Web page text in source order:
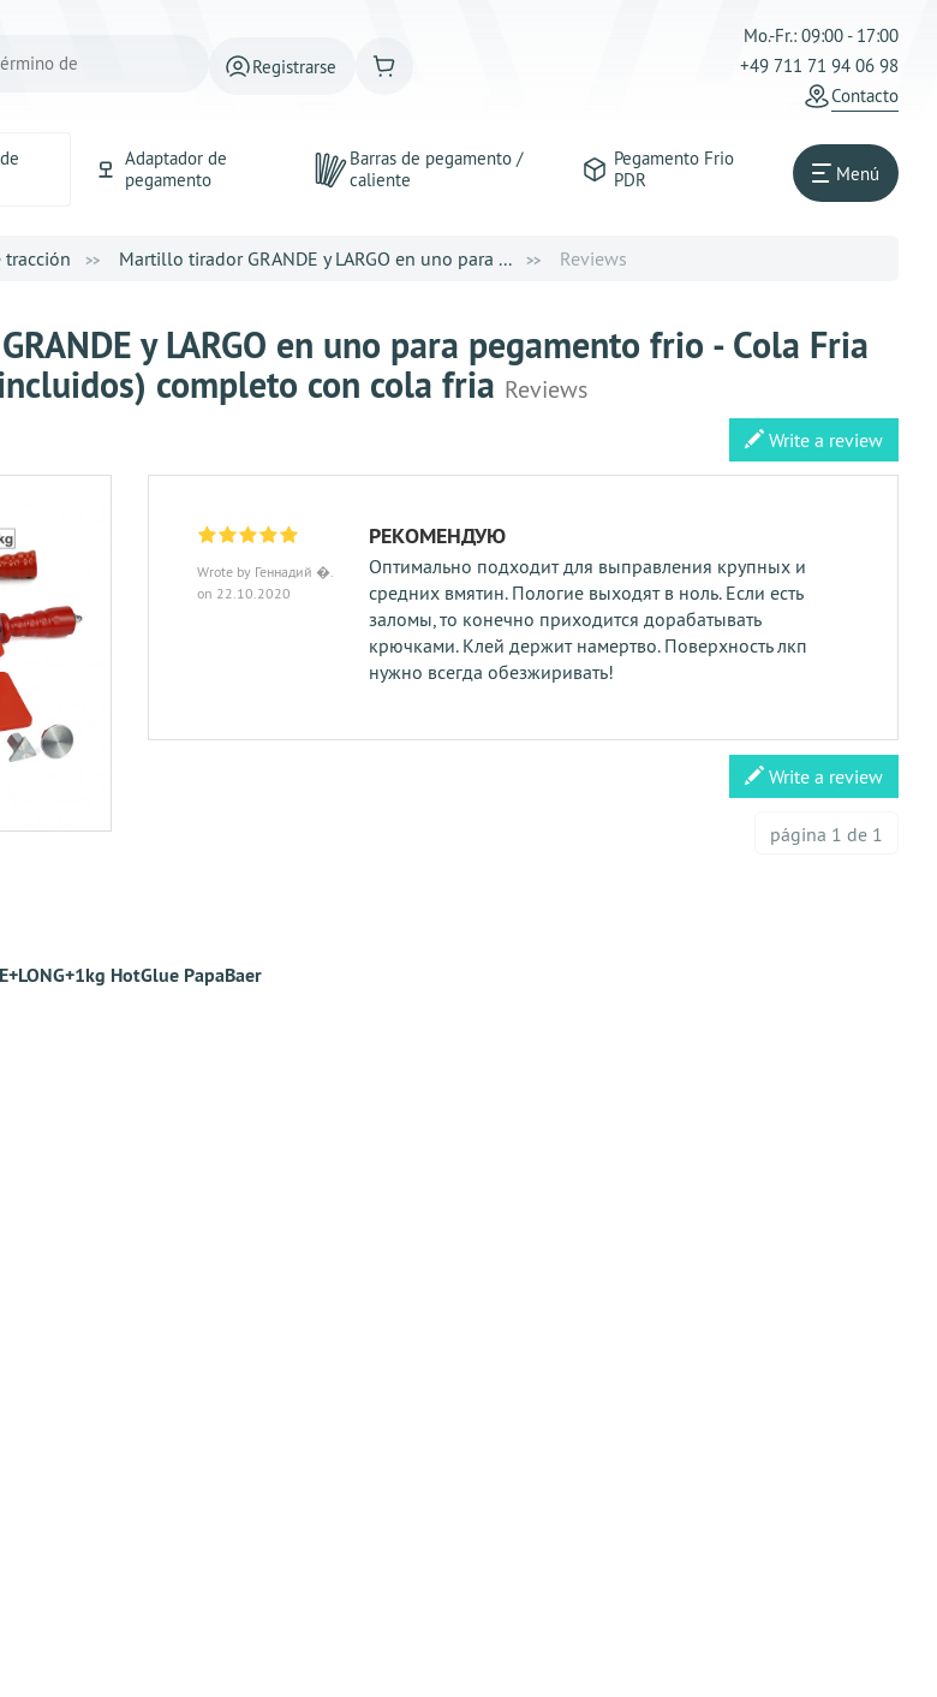
Registrarse
Mo.-Fr.: 09:00 - 17:00
+49 711 71 94 06 98
Contacto
Adaptador de
pegamento
Barras de pegamento /
caliente
Pegamento Frio
PDR
Menú
Martillo tirador GRANDE y LARGO en uno para ... Reviews
y LARGO en uno para pegamento frio - Cola Fria
completo con cola fria Reviews
HotGlue PapaBaer
Write a review
Wrote by Геннадий �.
on 22.10.2020
РЕКОМЕНДУЮ
Оптимально подходит для выправления крупных и
средних вмятин. Пологие выходят в ноль. Если есть
заломы, то конечно приходится дорабатывать
крючками. Клей держит намертво. Поверхность лкп
нужно всегда обезжиривать!
Write a review
página 1 de 1